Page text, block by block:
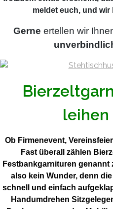
meldet euch, und wir
Gerne ertellen wir
leihen
Ob Firmenevent,
Fast überall zählen
Festbankgarnituren
also kein Wunder, denn
schnell und einfach
Handumdrehen